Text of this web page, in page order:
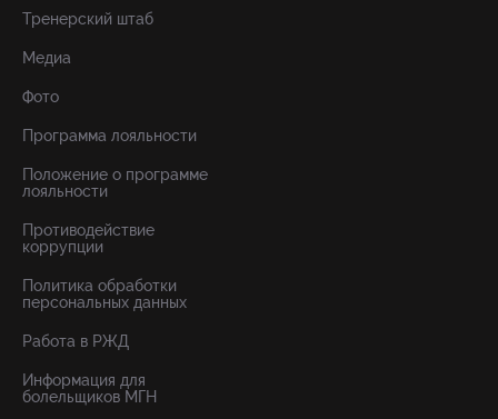
Тренерский штаб
Медиа
Фото
Программа лояльности
Положение о программе
лояльности
Противодействие
коррупции
Политика обработки
персональных данных
Работа в РЖД
Информация для
болельщиков МГН